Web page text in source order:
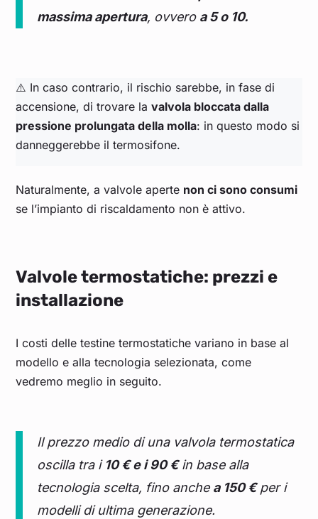
massima apertura, ovvero a 5 o 10.
⚠️ In caso contrario, il rischio sarebbe, in fase di
accensione, di trovare lavalvola bloccata dalla
pressione prolungata della molla: in questo modo si
danneggerebbe il termosifone.
Naturalmente, a valvole aperte non ci sono consumi
se l’impianto di riscaldamento non è attivo.
Valvole termostatiche: prezzi e
installazione
I costi delle testine termostatiche variano in base al
modello e alla tecnologia selezionata, come
vedremo meglio in seguito.
Il prezzo medio di una valvola termostatica
oscilla tra i 10 € e i 90 €in base alla
tecnologia scelta, fino anche a 150 €per i
modelli di ultima generazione.